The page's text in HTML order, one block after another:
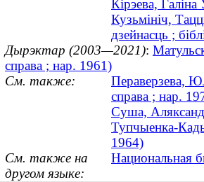
Кірэева, Галіна
Кузьмініч,
дзейнасць ;
Дырэктар (2003—2021):
справа ; нар. 1961)
См. также:
Пераверзева,
справа ; нар.
Суша,
Тупчыенка-
1964)
См. также на
другом языке:
Национальная